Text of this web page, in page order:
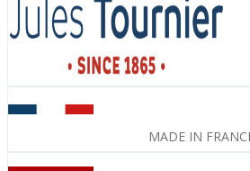
MADE IN